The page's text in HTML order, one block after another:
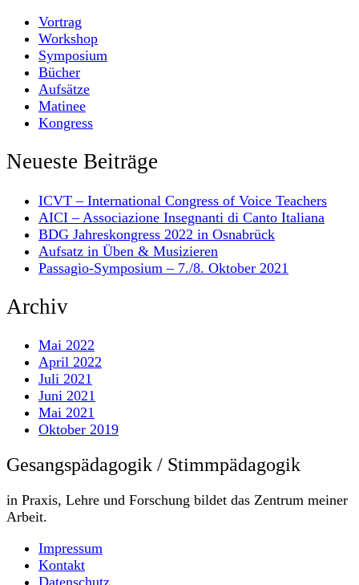
Vortrag
Workshop
Symposium
Bücher
Aufsätze
Matinee
Kongress
Neueste Beiträge
ICVT – International Congress of Voice Teachers
AICI – Associazione Insegnanti di Canto Italiana
BDG Jahreskongress 2022 in Osnabrück
Aufsatz in Üben & Musizieren
Passagio-Symposium – 7./8. Oktober 2021
Archiv
Mai 2022
April 2022
Juli 2021
Juni 2021
Mai 2021
Oktober 2019
Gesangspädagogik / Stimmpädagogik
in Praxis, Lehre und Forschung bildet das Zentrum meiner
Arbeit.
Impressum
Kontakt